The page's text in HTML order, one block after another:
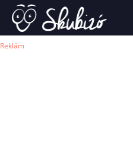
Reklám